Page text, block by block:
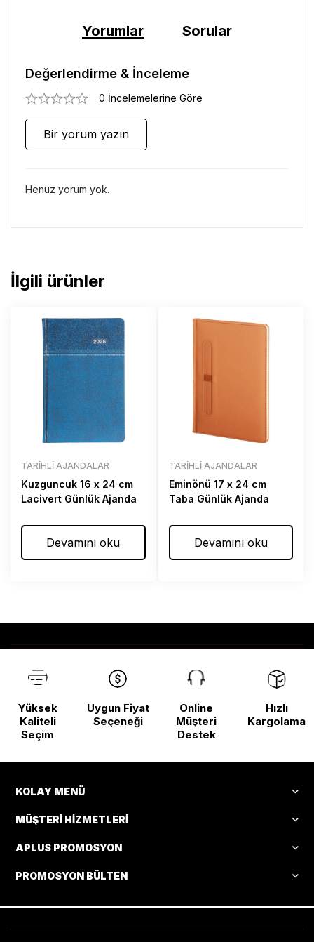
Yorumlar Sorular
Değerlendirme & İnceleme
0 İncelemelerine Göre
Bir yorum yazın
Henüz yorum yok.
İlgili ürünler
TARIHLI AJANDALAR
Kuzguncuk 16 x 24 cm
Lacivert Günlük Ajanda
Devamını oku
TARIHLI AJANDALAR
Eminönü 17 x 24 cm
Taba Günlük Ajanda
Devamını oku
Yüksek
Kaliteli
Seçim
Uygun Fiyat
Seçeneği
Online
Müşteri
Destek
Hızlı
Kargolama
KOLAY MENÜ
MÜŞTERI HIZMETLERI
APLUS PROMOSYON
PROMOSYON BÜLTEN